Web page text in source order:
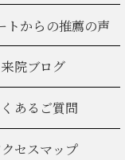
トからの推薦の声
来院ブログ
あるご質問
セスマップ